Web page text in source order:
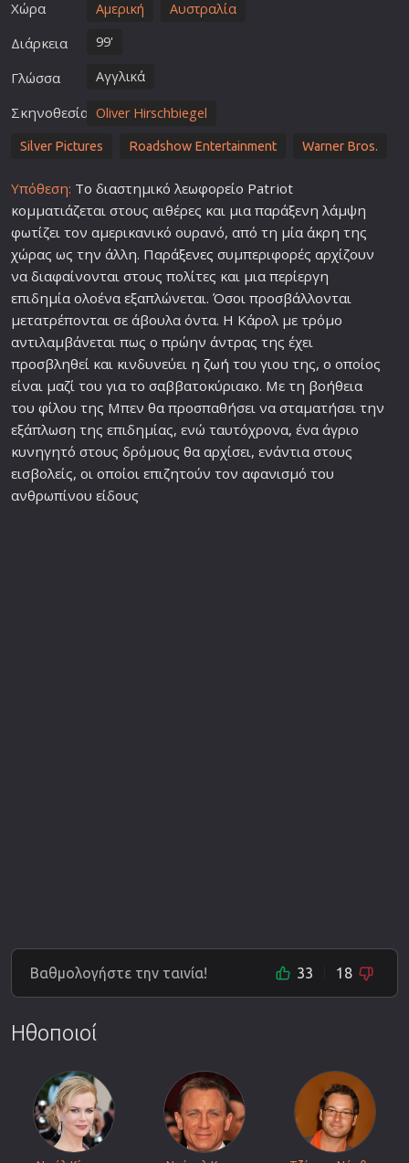
Χώρα Αμερική Αυστραλία
Διάρκεια 99'
Γλώσσα Αγγλικά
Σκηνοθεσία Oliver Hirschbiegel
Silver Pictures Roadshow Entertainment Warner Bros.
Υπόθεση: Το διαστημικό λεωφορείο Patriot
κομματιάζεται στους αιθέρες και μια παράξενη λάμψη
φωτίζει τον αμερικανικό ουρανό, από τη μία άκρη της
χώρας ως την άλλη. Παράξενες συμπεριφορές αρχίζουν
να διαφαίνονται στους πολίτες και μια περίεργη
επιδημία ολοένα εξαπλώνεται. Όσοι προσβάλλονται
μετατρέπονται σε άβουλα όντα. Η Κάρολ με τρόμο
αντιλαμβάνεται πως ο πρώην άντρας της έχει
προσβληθεί και κινδυνεύει η ζωή του γιου της, ο οποίος
είναι μαζί του για το σαββατοκύριακο. Με τη βοήθεια
του φίλου της Μπεν θα προσπαθήσει να σταματήσει την
εξάπλωση της επιδημίας, ενώ ταυτόχρονα, ένα άγριο
κυνηγητό στους δρόμους θα αρχίσει, ενάντια στους
εισβολείς, οι οποίοι επιζητούν τον αφανισμό του
ανθρωπίνου είδους
Βαθμολογήστε την ταινία! 33 18
Ηθοποιοί